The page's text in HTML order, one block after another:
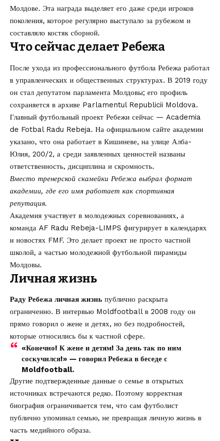
Молдове. Эта награда выделяет его даже среди игроков
поколения, которое регулярно выступало за рубежом и
составляло костяк сборной.
Что сейчас делает Ребежа
После ухода из профессионального футбола Ребежа работал
в управленческих и общественных структурах. В 2019 году
он стал депутатом парламента Молдовы; его профиль
сохраняется в архиве Parlamentul Republicii Moldova.
Главный футбольный проект Ребежи сейчас — Academia
de Fotbal Radu Rebeja. На официальном сайте академии
указано, что она работает в Кишиневе, на улице Алба-
Юлия, 200/2, а среди заявленных ценностей названы
ответственность, дисциплина и скромность.
Вместо тренерской скамейки Ребежа выбрал формат
академии, где его имя работает как спортивная
репутация.
Академия участвует в молодежных соревнованиях, а
команда AF Radu Rebeja-LIMPS фигурирует в календарях
и новостях FMF. Это делает проект не просто частной
школой, а частью молодежной футбольной пирамиды
Молдовы.
Личная жизнь
Раду Ребежа личная жизнь публично раскрыта
ограниченно. В интервью Moldfootball в 2008 году он
прямо говорил о жене и детях, но без подробностей,
которые относились бы к частной сфере.
«Конечно! К жене и детям! За день так по ним
соскучился!» — говорил Ребежа в беседе с
Moldfootball.
Другие подтвержденные данные о семье в открытых
источниках встречаются редко. Поэтому корректная
биография ограничивается тем, что сам футболист
публично упоминал семью, не превращая личную жизнь в
часть медийного образа.